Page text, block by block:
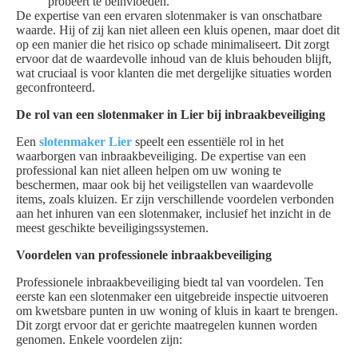
De expertise van een ervaren slotenmaker is van onschatbare
waarde. Hij of zij kan niet alleen een kluis openen, maar doet dit
op een manier die het risico op schade minimaliseert. Dit zorgt
ervoor dat de waardevolle inhoud van de kluis behouden blijft,
wat cruciaal is voor klanten die met dergelijke situaties worden
geconfronteerd.
De rol van een slotenmaker in Lier bij inbraakbeveiliging
Een slotenmaker Lier speelt een essentiële rol in het
waarborgen van inbraakbeveiliging. De expertise van een
professional kan niet alleen helpen om uw woning te
beschermen, maar ook bij het veiligstellen van waardevolle
items, zoals kluizen. Er zijn verschillende voordelen verbonden
aan het inhuren van een slotenmaker, inclusief het inzicht in de
meest geschikte beveiligingssystemen.
Voordelen van professionele inbraakbeveiliging
Professionele inbraakbeveiliging biedt tal van voordelen. Ten
eerste kan een slotenmaker een uitgebreide inspectie uitvoeren
om kwetsbare punten in uw woning of kluis in kaart te brengen.
Dit zorgt ervoor dat er gerichte maatregelen kunnen worden
genomen. Enkele voordelen zijn: